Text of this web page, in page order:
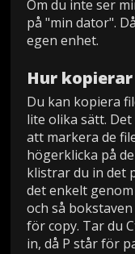
Om du inte ser
på "min dator".
egen enhet.
Hur
Du kan kopiera
lite olika sätt.
att markera de
högerklicka på
klistrar du in det
det enkelt
och så
för copy. Tar du
in, då P står för